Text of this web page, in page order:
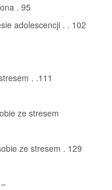
. 95
adolescencji . . 102
. .111
ze stresem
ze stresem . 129